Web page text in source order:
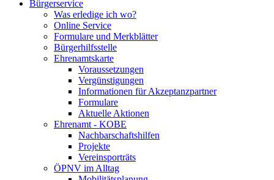
Bürgerservice
Was erledige ich wo?
Online Service
Formulare und Merkblätter
Bürgerhilfsstelle
Ehrenamtskarte
Voraussetzungen
Vergünstigungen
Informationen für Akzeptanzpartner
Formulare
Aktuelle Aktionen
Ehrenamt - KOBE
Nachbarschaftshilfen
Projekte
Vereinsporträts
ÖPNV im Alltag